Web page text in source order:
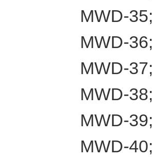
MWD-
MWD-
MWD-
MWD-
MWD-
MWD-